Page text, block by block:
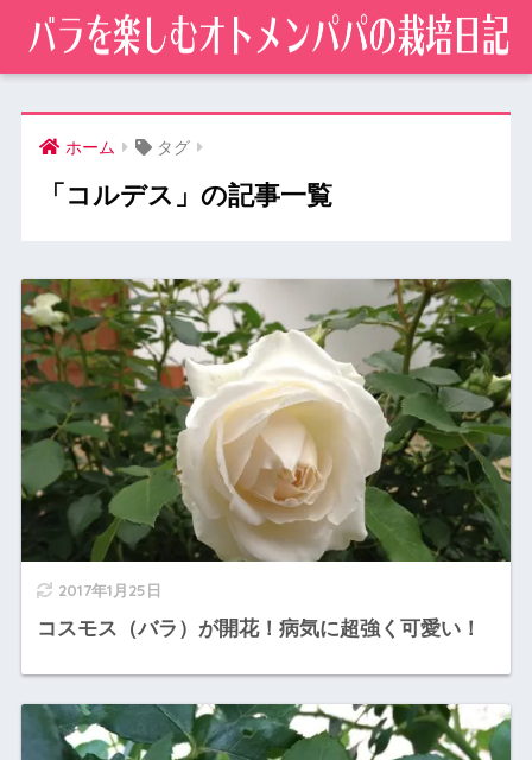
ホーム タグ
「コルデス」の記事一覧
2017年1月25日
コスモス（バラ）が開花！病気に超強く可愛い！